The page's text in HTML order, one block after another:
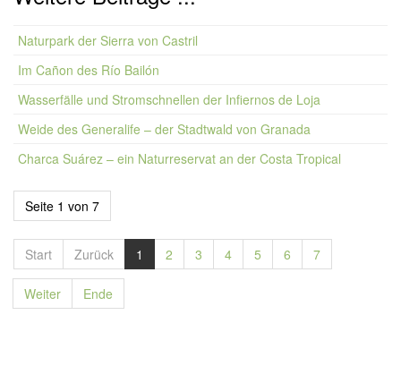
Naturpark der Sierra von Castril
Im Cañon des Río Bailón
Wasserfälle und Stromschnellen der Infiernos de Loja
Weide des Generalife – der Stadtwald von Granada
Charca Suárez – ein Naturreservat an der Costa Tropical
Seite 1 von 7
Start Zurück 1 2 3 4 5 6 7
Weiter Ende